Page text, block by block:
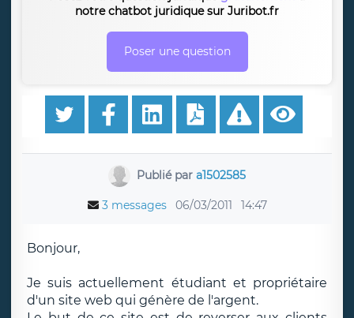
notre chatbot juridique sur Juribot.fr
Poser une question
Publié par a1502585
3 messages 06/03/2011 14:47
Bonjour,
Je suis actuellement étudiant et propriétaire
d'un site web qui génère de l'argent.